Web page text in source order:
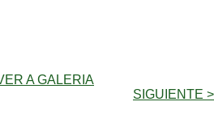
A GALERIA
SIGUIENTE >